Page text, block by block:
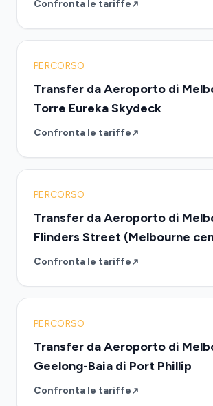
Confronta le tariffe
PERCORSO
Transfer da Aeroporto di
Torre Eureka Skydeck
Confronta le tariffe
PERCORSO
Transfer da Aeroporto di
Flinders Street (Melbourne
Confronta le tariffe
PERCORSO
Transfer da Aeroporto di
Geelong-Baia di Port Phillip
Confronta le tariffe